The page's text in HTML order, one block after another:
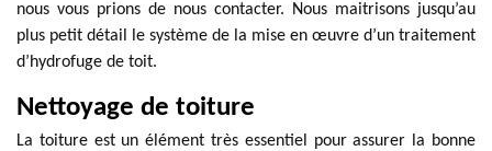
nous vous prions de nous contacter. Nous maitrisons jusqu’au
plus petit détail le système de la mise en œuvre d’un traitement
d’hydrofuge de toit.
Nettoyage de toiture
La toiture est un élément très essentiel pour assurer la bonne